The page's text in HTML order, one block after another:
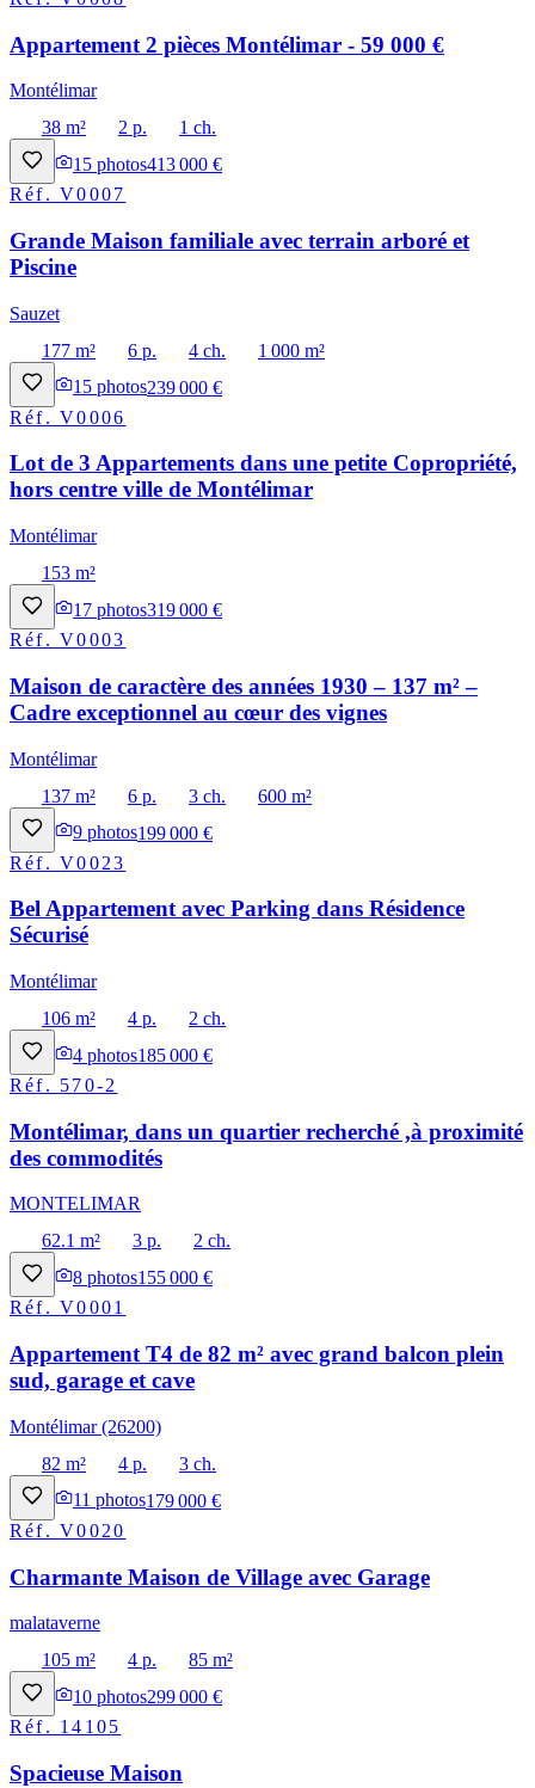
Appartement 2 pièces Montélimar - 59 000 €
Montélimar
38 m²
2 p.
1 ch.
15 photos413 000 €
Réf.V0007
Grande Maison familiale avec terrain arboré et
Piscine
Sauzet
177 m²
6 p. 4 ch.
1 000 m²
15 photos239 000 €
Réf.V0006
Lot de 3 Appartements dans une petite Copropriété,
hors centre ville de Montélimar
Montélimar
153 m²
17 photos319 000 €
Réf.V0003
Maison de caractère des années 1930 – 137 m² –
Cadre exceptionnel au cœur des vignes
Montélimar
137 m²
6 p. 3 ch.
600 m²
9 photos199 000 €
Réf.V0023
Bel Appartement avec Parking dans Résidence
Sécurisé
Montélimar
106 m²
4 p.
2 ch.
4 photos185 000 €
Réf. 570-2
Montélimar, dans un quartier recherché ,à proximité
des commodités
MONTELIMAR
62.1 m²
3 p.
2 ch.
8 photos155 000 €
Réf.V0001
Appartement T4 de 82 m² avec grand balcon plein
sud, garage et cave
Montélimar (26200)
82 m²
4 p.
3 ch.
11 photos179 000 €
Réf.V0020
Charmante Maison de Village avec Garage
malataverne
105 m²
4 p.
85 m²
10 photos299 000 €
Réf. 14105
Spacieuse Maison